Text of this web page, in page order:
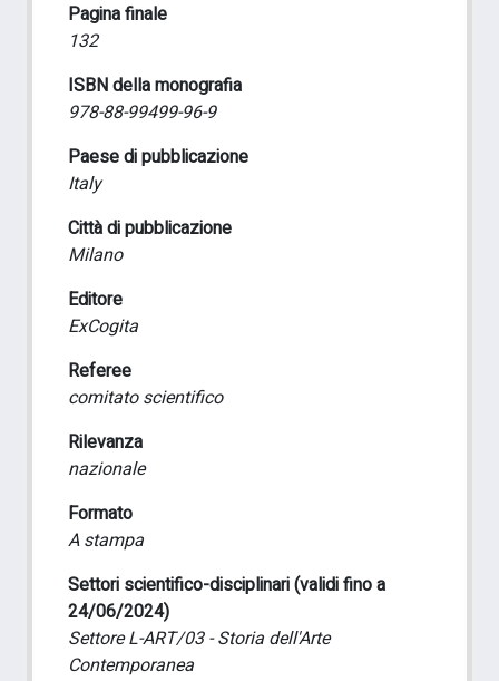
Pagina finale
132
ISBN della monografia
978-88-99499-96-9
Paese di pubblicazione
Italy
Città di pubblicazione
Milano
Editore
ExCogita
Referee
comitato scientifico
Rilevanza
nazionale
Formato
A stampa
Settori scientifico-disciplinari (validi fino a
24/06/2024)
Settore L-ART/03 - Storia dell'Arte
Contemporanea